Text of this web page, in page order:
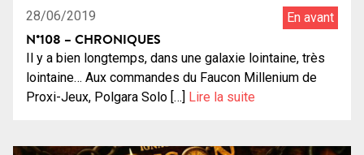
28/06/2019 En avant
N°108 – CHRONIQUES
Il y a bien longtemps, dans une galaxie lointaine, très
lointaine… Aux commandes du Faucon Millenium de
Proxi-Jeux, Polgara Solo […] Lire la suite